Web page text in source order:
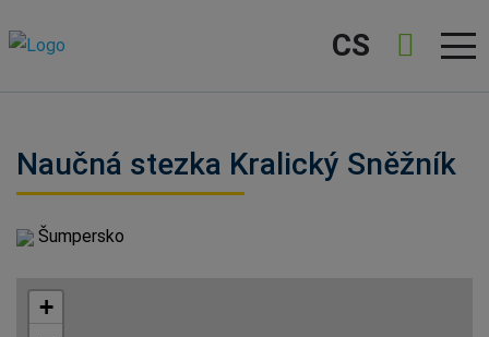
CS
Naučná stezka Kralický Sněžník
Šumpersko
+